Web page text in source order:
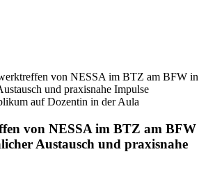
von NESSA im BTZ am BFW in
und praxisnahe Impulse
von NESSA im BTZ am BFW
Austausch und praxisnahe